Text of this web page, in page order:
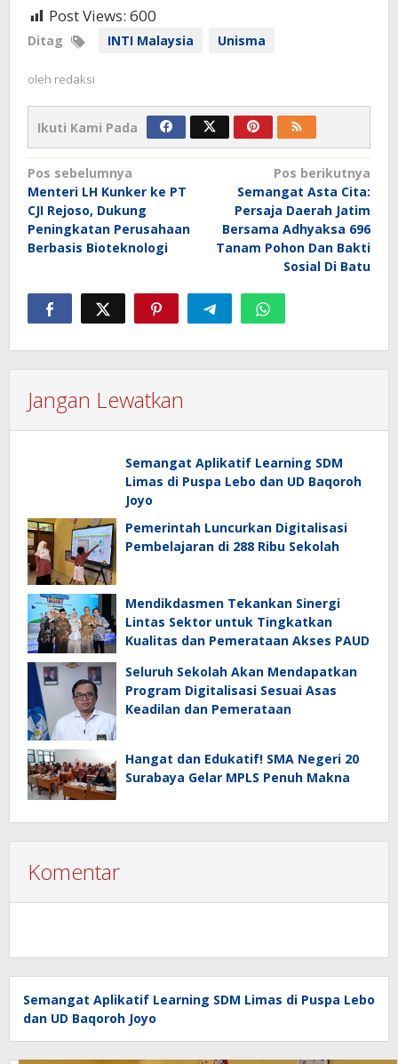
Post Views: 600
Ditag INTI Malaysia Unisma
oleh redaksi
Ikuti Kami Pada
Navigasi
pos
Pos sebelumnya
Menteri LH Kunker ke PT
CJI Rejoso, Dukung
Peningkatan Perusahaan
Berbasis Bioteknologi
Pos berikutnya
Semangat Asta Cita:
Persaja Daerah Jatim
Bersama Adhyaksa 696
Tanam Pohon Dan Bakti
Sosial Di Batu
Jangan Lewatkan
Semangat Aplikatif Learning SDM
Limas di Puspa Lebo dan UD Baqoroh
Joyo
Pemerintah Luncurkan Digitalisasi
Pembelajaran di 288 Ribu Sekolah
Mendikdasmen Tekankan Sinergi
Lintas Sektor untuk Tingkatkan
Kualitas dan Pemerataan Akses PAUD
Seluruh Sekolah Akan Mendapatkan
Program Digitalisasi Sesuai Asas
Keadilan dan Pemerataan
Hangat dan Edukatif! SMA Negeri 20
Surabaya Gelar MPLS Penuh Makna
Komentar
Semangat Aplikatif Learning SDM Limas di Puspa Lebo
dan UD Baqoroh Joyo